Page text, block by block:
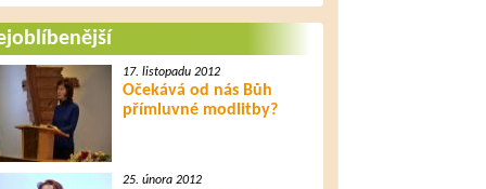
17. listopadu 2012
Očekává od nás Bůh
přímluvné modlitby?
25. února 2012